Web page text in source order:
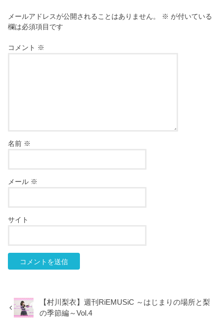
メールアドレスが公開されることはありません。 ※ が付いている
欄は必須項目です
コメント ※
名前 ※
メール ※
サイト
【村川梨衣】週刊RiEMUSiC ～はじまりの場所と梨
の季節編～Vol.4